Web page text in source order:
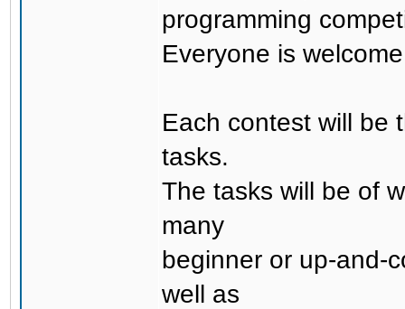
programming
Everyone is
Each contest will be
tasks.
The tasks will be of
many
beginner or up-and-
well as